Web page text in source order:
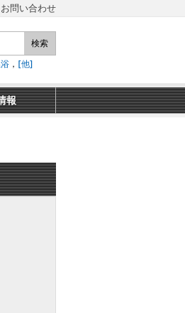
お問い合わせ
検索
， [他]
報